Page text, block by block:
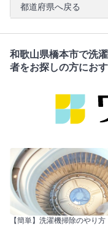
都道府県へ戻る
和歌山県橋本市で洗
者をお探しの方にお
【簡単】洗濯機掃除のやり方